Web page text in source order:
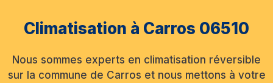
Climatisation à Carros 06510
Nous sommes experts en climatisation réversible
sur la commune de Carros et nous mettons à votre